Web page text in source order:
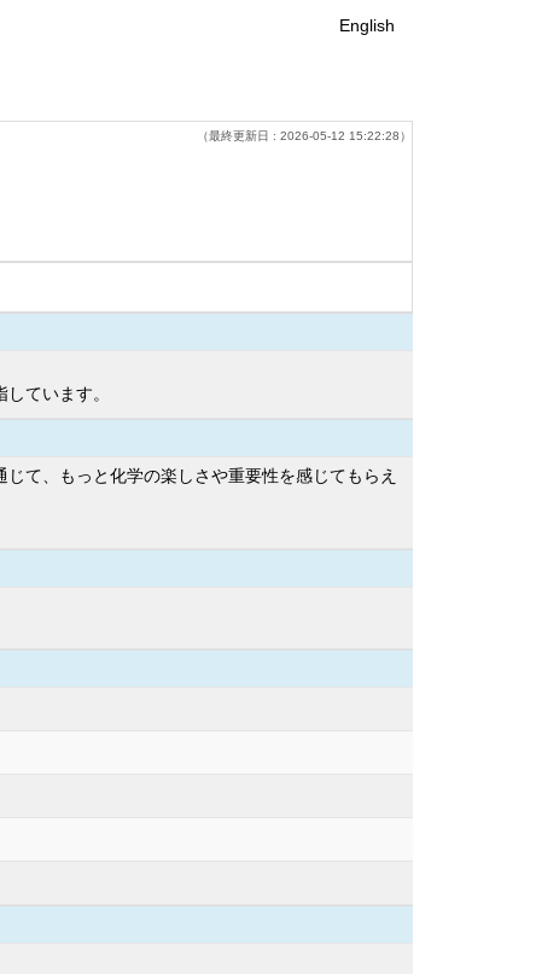
English
（最終更新日 : 2026-05-12 15:22:28）
ています。
て、もっと化学の楽しさや重要性を感じてもらえ